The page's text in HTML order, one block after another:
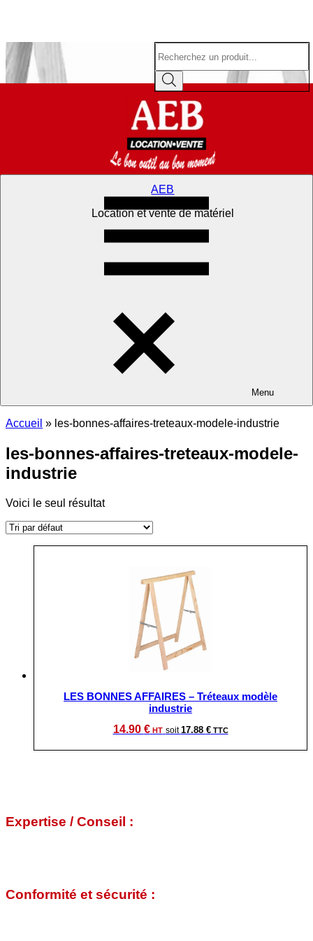
Aller
au
contenu
Recherche
produits
AEB
Location et vente de matériel
Menu
Accueil » les-bonnes-affaires-treteaux-modele-industrie
les-bonnes-affaires-treteaux-modele-
industrie
Voici le seul résultat
LES BONNES AFFAIRES – Tréteaux modèle
industrie
14.90 € 17.88 €
Expertise / Conseil :
Conformité et sécurité :